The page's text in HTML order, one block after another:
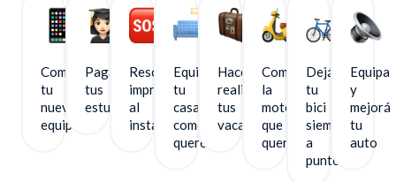
Comprá
tu
nuevo
equipo
Pagá
tus
estudios
Resolvé
imprevistos
al
instante
Equipa
tu
casa
como
querés
Hacé
realidad
tus
vacaciones
Comprá
la
moto
que
querés
Dejá
tu
bici
siempre
a
punto
Equipa
y
mejorá
tu
auto